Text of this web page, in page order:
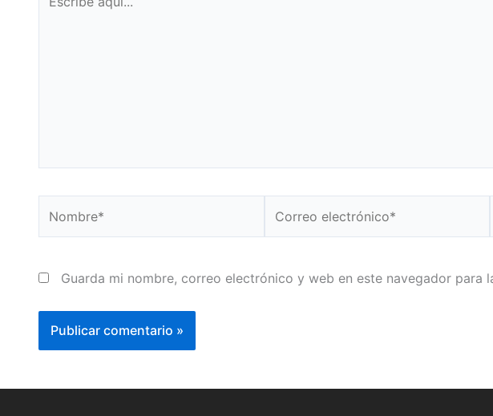
aquí...
electrónico*
Guarda mi nombre, correo electrónico y web en este navegador para